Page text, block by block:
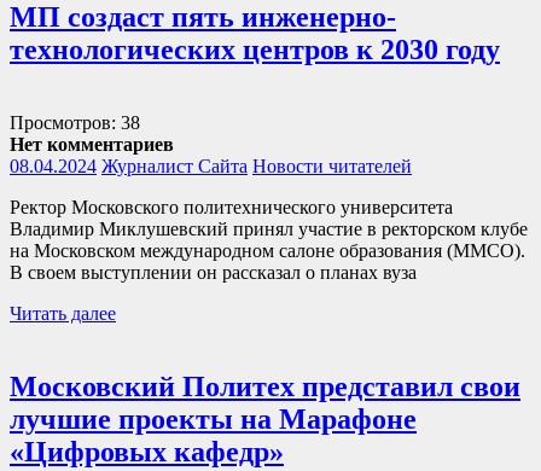
МП создаст пять инженерно-
технологических центров к 2030 году
Просмотров: 38
Нет комментариев
08.04.2024 Журналист Сайта Новости читателей
Ректор Московского политехнического университета
Владимир Миклушевский принял участие в ректорском клубе
на Московском международном салоне образования (ММСО).
В своем выступлении он рассказал о планах вуза
Читать далее
Московский Политех представил свои
лучшие проекты на Марафоне
«Цифровых кафедр»